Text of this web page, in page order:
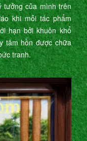
tưởng của mình trên
khi mỗi tác phẩm
hạn bởi khuôn khổ
tâm hồn được chữa
tranh.